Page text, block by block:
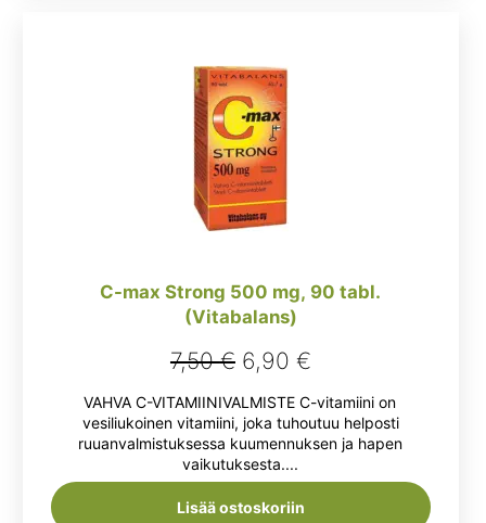
C-max Strong 500 mg, 90 tabl.
(Vitabalans)
7,50€ Alkuperäinen
hinta
oli:
7,50 €.
6,90 €Nykyinen
hinta
on:
6,90 €.
VAHVA C-VITAMIINIVALMISTE C-vitamiini on
vesiliukoinen vitamiini, joka tuhoutuu helposti
ruuanvalmistuksessa kuumennuksen ja hapen
vaikutuksesta....
Lisää ostoskoriin